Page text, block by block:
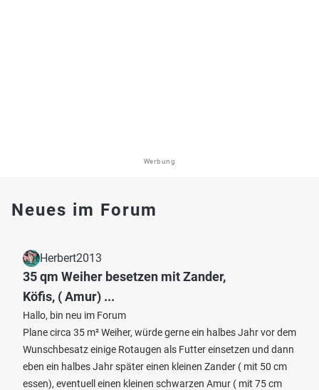
Werbung
Neues im Forum
Herbert2013
35 qm Weiher besetzen mit Zander,
Köfis, ( Amur) ...
Hallo, bin neu im Forum
Plane circa 35 m² Weiher, würde gerne ein halbes Jahr vor dem
Wunschbesatz einige Rotaugen als Futter einsetzen und dann
eben ein halbes Jahr später einen kleinen Zander ( mit 50 cm
essen), eventuell einen kleinen schwarzen Amur ( mit 75 cm